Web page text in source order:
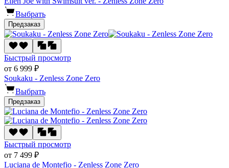
Выбрать
Предзаказ
Быстрый просмотр
от 6 999 ₽
Soukaku - Zenless Zone Zero
Выбрать
Предзаказ
Быстрый просмотр
от 7 499 ₽
Luciana de Montefio - Zenless Zone Zero